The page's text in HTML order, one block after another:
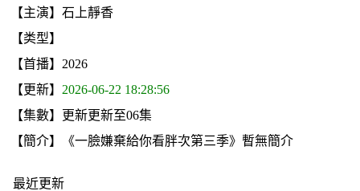
【主演】石上靜香
【类型】
【首播】2026
【更新】 2026-06-22 18:28:56
【集數】更新更新至06集
【簡介】《一臉嫌棄給你看胖次第三季》暫無簡介
最近更新